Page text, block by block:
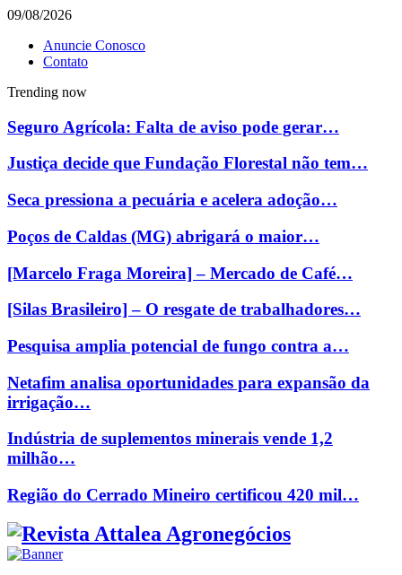
09/08/2026
Anuncie Conosco
Contato
Trending now
Seguro Agrícola: Falta de aviso pode gerar…
Justiça decide que Fundação Florestal não tem…
Seca pressiona a pecuária e acelera adoção…
Poços de Caldas (MG) abrigará o maior…
[Marcelo Fraga Moreira] – Mercado de Café…
[Silas Brasileiro] – O resgate de trabalhadores…
Pesquisa amplia potencial de fungo contra a…
Netafim analisa oportunidades para expansão da
irrigação…
Indústria de suplementos minerais vende 1,2
milhão…
Região do Cerrado Mineiro certificou 420 mil…
Facebook
Twitter
Instagram
Linkedin
Youtube
Email